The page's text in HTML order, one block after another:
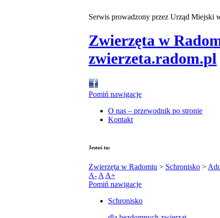
Serwis prowadzony przez Urząd Miejski
Zwierzęta w
zwierzeta.radom.pl
Pomiń nawigacje
O nas – przewodnik po stronie
Kontakt
Jesteś tu:
Zwierzęta w Radomiu > Schronisko >
A- A A+
Pomiń nawigacje
Schronisko